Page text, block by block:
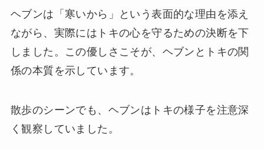
ヘブンは「寒いから」という表面的な理由を添え
ながら、実際にはトキの心を守るための決断を下
しました。この優しさこそが、ヘブンとトキの関
係の本質を示しています。
散歩のシーンでも、ヘブンはトキの様子を注意深
く観察していました。